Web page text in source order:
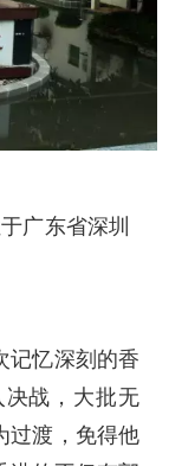
广东省深圳
记忆深刻的香
战，大批无
过渡，免得他